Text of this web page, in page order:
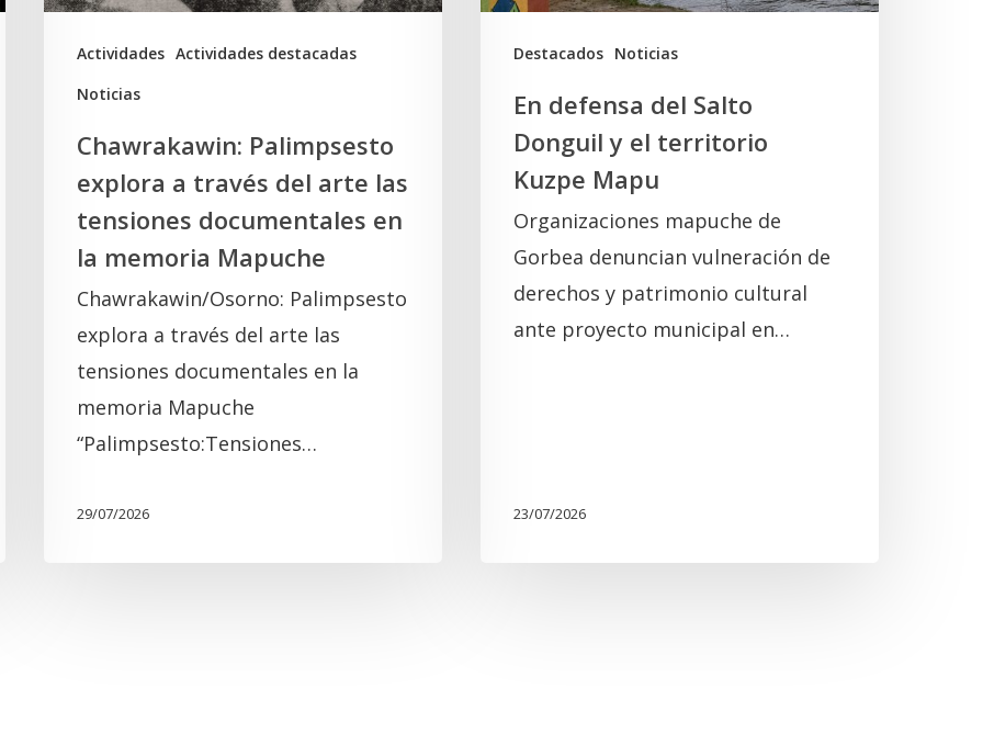
Actividades Actividades destacadas
Noticias
las
tensiones
documentales
memoria
Mapuche
Chawrakawin: Palimpsesto
explora a través del arte las
tensiones documentales en
la memoria Mapuche
Chawrakawin/Osorno: Palimpsesto
explora a través del arte las
tensiones documentales en la
memoria Mapuche
“Palimpsesto:Tensiones…
29/07/2026
Destacados Noticias
territorio
Kuzpe
En defensa del Salto
Donguil y el territorio
Kuzpe Mapu
Organizaciones mapuche de
Gorbea denuncian vulneración de
derechos y patrimonio cultural
ante proyecto municipal en…
23/07/2026